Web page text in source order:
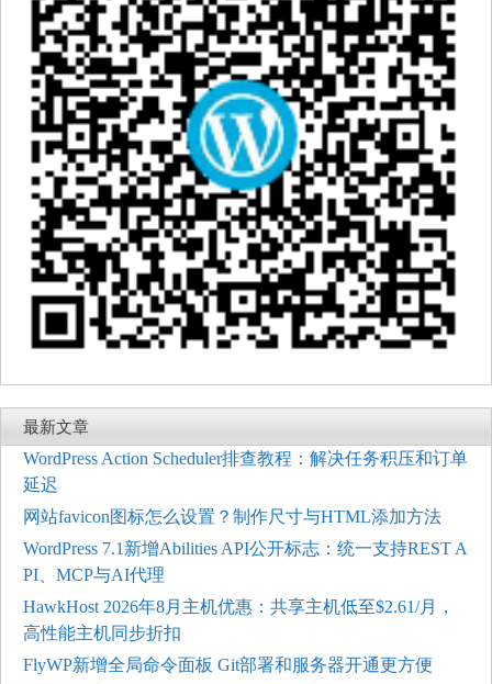
最新文章
WordPress Action Scheduler排查教程：解决任务积压和订单
延迟
网站favicon图标怎么设置？制作尺寸与HTML添加方法
WordPress 7.1新增Abilities API公开标志：统一支持REST A
PI、MCP与AI代理
HawkHost 2026年8月主机优惠：共享主机低至$2.61/月，
高性能主机同步折扣
FlyWP新增全局命令面板 Git部署和服务器开通更方便